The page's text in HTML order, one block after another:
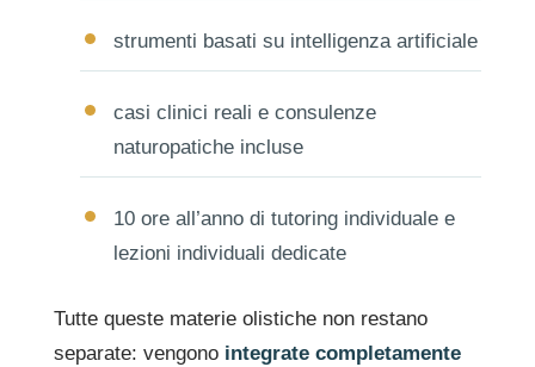
strumenti basati su intelligenza artificiale
casi clinici reali e consulenze
naturopatiche incluse
10 ore all’anno di tutoring individuale e
lezioni individuali dedicate
Tutte queste materie olistiche non restano
separate: vengono integrate completamente